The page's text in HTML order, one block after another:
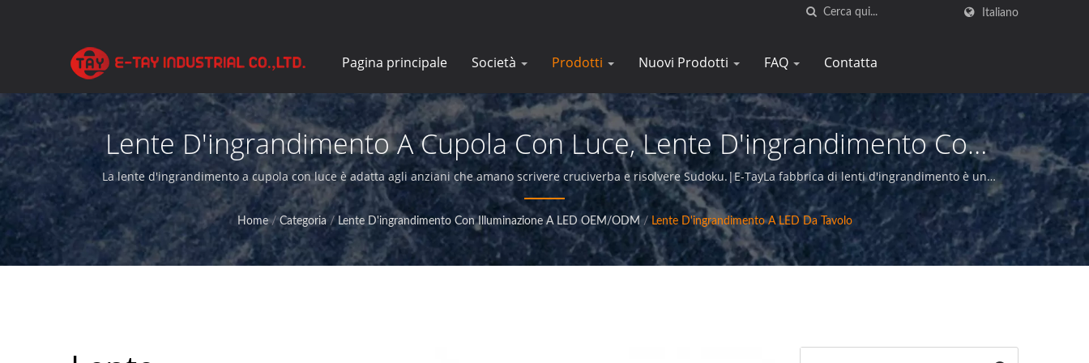
Italiano
Pagina principale Società Prodotti Nuovi Prodotti FAQ Contatta
Lente D'ingrandimento A Cupola Con Luce, Lente D'ingrandimento Con
Supporto LuminosoLenti D'ingrandimento Ottiche Di Precisione Per
Aziende |E-Tay
La lente d'ingrandimento a cupola con luce è adatta agli anziani che amano scrivere cruciverba e risolvere Sudoku.|E-TayLa fabbrica di lenti d'ingrandimento è un
produttore professionale che offre prodotti di qualità superiore e fornisce un servizio impeccabile ai nostri clienti.
Home / Categoria / Lente D'ingrandimento Con Illuminazione A LED OEM/ODM / Lente D'ingrandimento A LED Da Tavolo